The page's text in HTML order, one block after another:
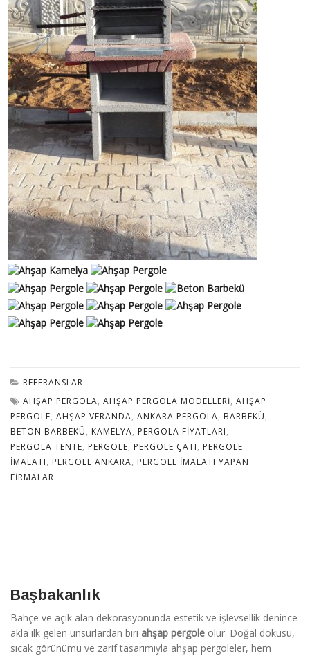
REFERANSLAR
AHŞAP PERGOLA, AHŞAP PERGOLA MODELLERI, AHŞAP
PERGOLE, AHŞAP VERANDA, ANKARA PERGOLA, BARBEKÜ,
BETON BARBEKÜ, KAMELYA, PERGOLA FIYATLARI,
PERGOLA TENTE, PERGOLE, PERGOLE ÇATI, PERGOLE
İMALATI, PERGOLE ANKARA, PERGOLE IMALATI YAPAN
FIRMALAR
Başbakanlık
Bahçe ve açık alan dekorasyonunda estetik ve işlevsellik denince
akla ilk gelen unsurlardan biri ahşap pergole olur. Doğal dokusu,
sıcak görünümü ve zarif tasarımıyla ahşap pergoleler, hem